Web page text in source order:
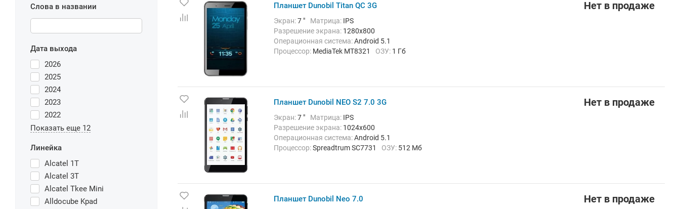
Слова в названии
Дата выхода
2026
2025
2024
2023
2022
Показать еще 12
Линейка
Alcatel 1T
Alcatel 3T
Alcatel Tkee Mini
Alldocube Kpad
Планшет Dunobil Titan QC 3G
Экран:7 " Матрица: IPS
Разрешение экрана: 1280x800
Операционная система:Android 5.1
Процессор: MediaTek MT8321 ОЗУ: 1 Гб
Нет в продаже
Планшет Dunobil NEO S2 7.0 3G
Экран:7 " Матрица: IPS
Разрешение экрана: 1024х600
Операционная система:Android 5.1
Процессор:Spreadtrum SC7731 ОЗУ: 512 Мб
Нет в продаже
Планшет Dunobil Neo 7.0 Нет в продаже